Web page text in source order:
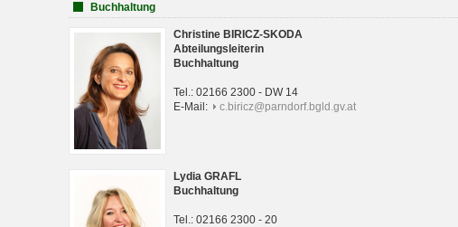
Buchhaltung
Christine BIRICZ-SKODA
Abteilungsleiterin
Buchhaltung
Tel.: 02166 2300 - DW 14
E-Mail:
c.biricz@parndorf.bgld.gv.at
Lydia GRAFL
Buchhaltung
Tel.: 02166 2300 - 20